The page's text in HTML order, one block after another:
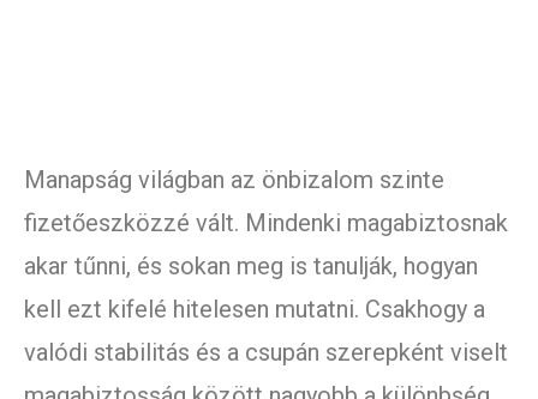
Manapság világban az önbizalom szinte
fizetőeszközzé vált. Mindenki magabiztosnak
akar tűnni, és sokan meg is tanulják, hogyan
kell ezt kifelé hitelesen mutatni. Csakhogy a
valódi stabilitás és a csupán szerepként viselt